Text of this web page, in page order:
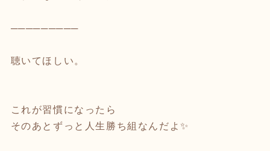
─────────
聴いてほしい。
これが習慣になったら
そのあとずっと人生勝ち組なんだよ✨